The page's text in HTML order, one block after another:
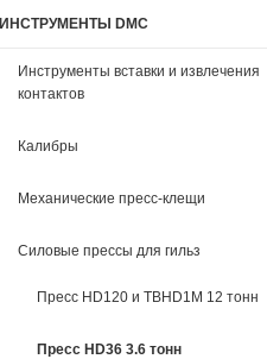
ИНСТРУМЕНТЫ DMC
Инструменты вставки и извлечения
контактов
Калибры
Механические пресс-клещи
Силовые прессы для гильз
Пресс HD120 и TBHD1M 12 тонн
Пресс HD36 3.6 тонн